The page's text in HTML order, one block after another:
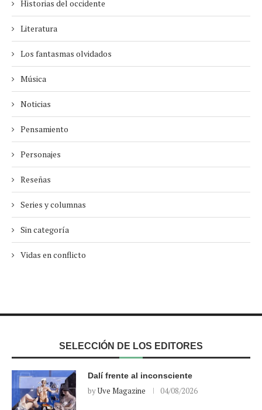
Historias del occidente
Literatura
Los fantasmas olvidados
Música
Noticias
Pensamiento
Personajes
Reseñas
Series y columnas
Sin categoría
Vidas en conflicto
SELECCIÓN DE LOS EDITORES
Dalí frente al inconsciente
byUve Magazine 04/08/2026